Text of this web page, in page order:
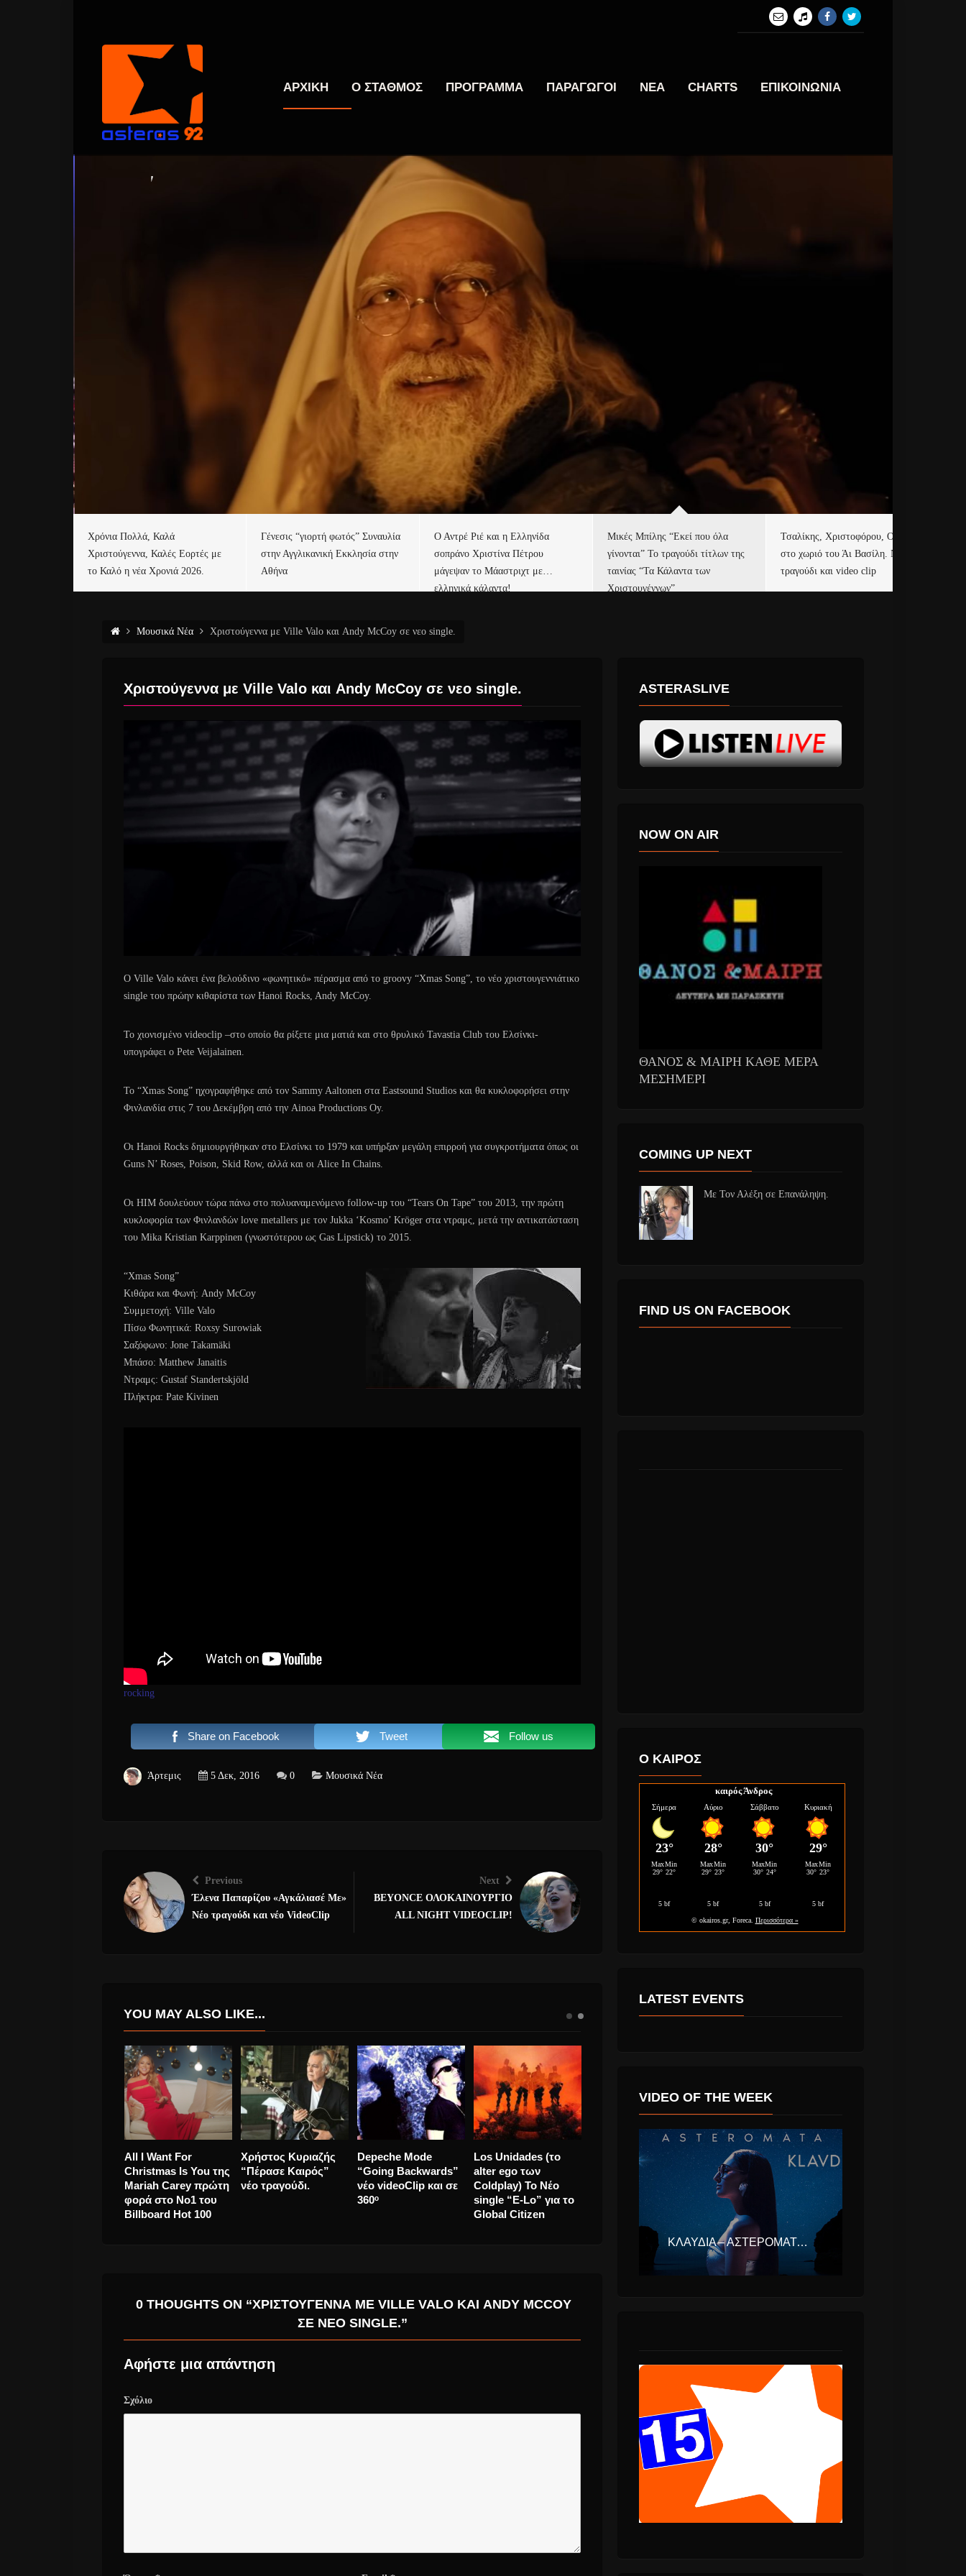
ΑΡΧΙΚΗ Ο ΣΤΑΘΜΟΣ ΠΡΟΓΡΑΜΜΑ ΠΑΡΑΓΩΓΟΙ ΝΕΑ CHARTS ΕΠΙΚΟΙΝΩΝΙΑ
Χρόνια Πολλά, Καλά
Χριστούγεννα, Καλές Εορτές με
το Καλό η νέα Χρονιά 2026.
Γένεσις “γιορτή φωτός” Συναυλία
στην Αγγλικανική Εκκλησία στην
Αθήνα
Ο Αντρέ Ριέ και η Ελληνίδα
σοπράνο Χριστίνα Πέτρου
μάγεψαν το Μάαστριχτ με…
ελληνικά κάλαντα!
Μικές Μπίλης “Εκεί που όλα
γίνονται” Το τραγούδι τίτλων της
ταινίας “Τα Κάλαντα των
Χριστουγέννων”
Τσαλίκης, Χριστοφόρου, ONE
στο χωριό του Άι Βασίλη. Νέο
τραγούδι και video clip
Μουσικά Νέα Χριστούγεννα με Ville Valo και Andy McCoy σε νεο single.
Χριστούγεννα με Ville Valo και Andy McCoy σε νεο single.
Ο Ville Valo κάνει ένα βελούδινο «φωνητικό» πέρασμα από το groovy “Xmas Song”, το νέο χριστουγεννιάτικο
single του πρώην κιθαρίστα των Hanoi Rocks, Andy McCoy.
Το χιονισμένο videoclip –στο οποίο θα ρίξετε μια ματιά και στο θρυλικό Tavastia Club του Ελσίνκι-
υπογράφει ο Pete Veijalainen.
Το “Xmas Song” ηχογραφήθηκε από τον Sammy Aaltonen στα Eastsound Studios και θα κυκλοφορήσει στην
Φινλανδία στις 7 του Δεκέμβρη από την Ainoa Productions Oy.
Οι Hanoi Rocks δημιουργήθηκαν στο Ελσίνκι το 1979 και υπήρξαν μεγάλη επιρροή για συγκροτήματα όπως οι
Guns N’ Roses, Poison, Skid Row, αλλά και οι Alice In Chains.
Οι HIM δουλεύουν τώρα πάνω στο πολυαναμενόμενο follow-up του “Tears On Tape” του 2013, την πρώτη
κυκλοφορία των Φινλανδών love metallers με τον Jukka ‘Kosmo’ Kröger στα ντραμς, μετά την αντικατάσταση
του Mika Kristian Karppinen (γνωστότερου ως Gas Lipstick) το 2015.
“Xmas Song”
Κιθάρα και Φωνή: Andy McCoy
Συμμετοχή: Ville Valo
Πίσω Φωνητικά: Roxsy Surowiak
Σαξόφωνο: Jone Takamäki
Μπάσο: Matthew Janaitis
Ντραμς: Gustaf Standertskjöld
Πλήκτρα: Pate Kivinen
rocking
Share on Facebook Tweet Follow us
Άρτεμις 5 Δεκ, 2016 0 Μουσικά Νέα
Previous
Έλενα Παπαρίζου «Αγκάλιασέ Με»
Νέο τραγούδι και νέο VideoClip
Next
BEYONCE ΟΛΟΚΑΙΝΟΥΡΓΙΟ
ALL NIGHT VIDEOCLIP!
YOU MAY ALSO LIKE...
The Sisters Of Mercy
+ Mani Deum στο
Gazi Music Hall
Γιώργος
Παπαδόπουλος
“Θαύματα” νέο
All I Want For
Christmas Is You της
Mariah Carey πρώτη
φορά στο Νο1 του
Χρήστος Κυριαζής
“Πέρασε Καιρός”
νέο τραγούδι.
Depeche Mode
Los Unidades (το
alter ego των
Coldplay) Το Νέο
single “E-Lo” για το
Global Citizen
0 THOUGHTS ON “ΧΡΙΣΤΟΎΓΕΝΝΑ ΜΕ VILLE VALO ΚΑΙ ANDY MCCOY
ΣΕ ΝΕΟ SINGLE.”
Αφήστε μια απάντηση
Σχόλιο
ASTERASLIVE
NOW ON AIR
ΘΑΝΟΣ & ΜΑΙΡΗ ΚΑΘΕ ΜΕΡΑ
ΜΕΣΗΜΕΡΙ
COMING UP NEXT
Με Τον Αλέξη σε Επανάληψη.
FIND US ON FACEBOOK
Ο ΚΑΙΡΟΣ
καιρός Άνδρος
LATEST EVENTS
VIDEO OF THE WEEK
ΚΛΑΥΔΊΑ – ΑΣΤΕΡΟΜΆΤΑ (EUROVISION ΕΛΛΆΔΑ 2025)